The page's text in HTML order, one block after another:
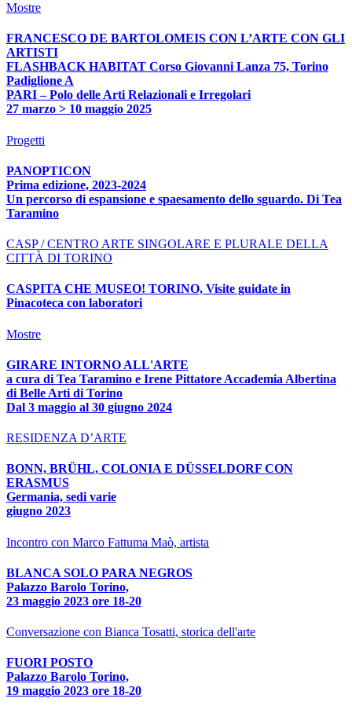
Mostre
FRANCESCO DE BARTOLOMEIS CON L’ARTE CON GLI
ARTISTI
FLASHBACK HABITAT Corso Giovanni Lanza 75, Torino
Padiglione A
PARI – Polo delle Arti Relazionali e Irregolari
27 marzo > 10 maggio 2025
Progetti
PANOPTICON
Prima edizione, 2023-2024
Un percorso di espansione e spaesamento dello sguardo. Di Tea
Taramino
CASP / CENTRO ARTE SINGOLARE E PLURALE DELLA
CITTÀ DI TORINO
CASPITA CHE MUSEO! TORINO, Visite guidate in
Pinacoteca con laboratori
Mostre
GIRARE INTORNO ALL'ARTE
a cura di Tea Taramino e Irene Pittatore Accademia Albertina
di Belle Arti di Torino
Dal 3 maggio al 30 giugno 2024
RESIDENZA D’ARTE
BONN, BRÜHL, COLONIA E DÜSSELDORF CON
ERASMUS
Germania, sedi varie
giugno 2023
Incontro con Marco Fattuma Maò, artista
BLANCA SOLO PARA NEGROS
Palazzo Barolo Torino,
23 maggio 2023 ore 18-20
Conversazione con Bianca Tosatti, storica dell'arte
FUORI POSTO
Palazzo Barolo Torino,
19 maggio 2023 ore 18-20